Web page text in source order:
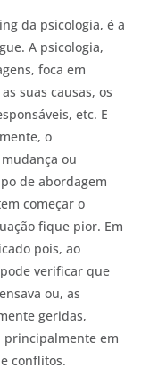
da psicologia, é a
A psicologia,
foca em
suas causas, os
etc. E
o
ou
de abordagem
começar o
fique pior. Em
pois, ao
verificar que
ou, as
geridas,
principalmente em
conflitos.